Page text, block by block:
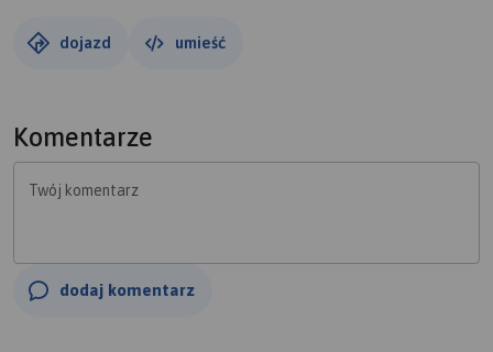
dojazd umieść
Komentarze
Twój komentarz
dodaj komentarz